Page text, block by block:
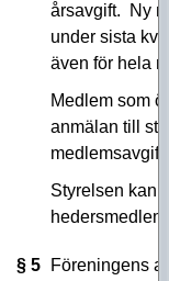
årsavgift. Ny
under sista
även för hela
Medlem som
anmälan till
medlemsavgift
Styrelsen kan
§ 5
Föreningens